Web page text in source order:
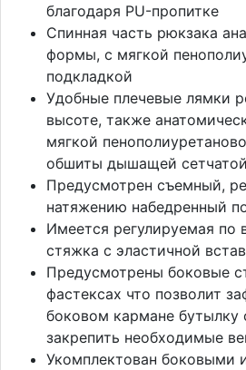
благодаря PU-пропитке
Спинная часть рюкзака
формы, с мягкой
подкладкой
Удобные плечевые лямки
высоте, также
мягкой
обшиты дышащей
Предусмотрен съемный,
натяжению набедренный
Имеется регулируемая по
стяжка с эластичной
Предусмотрены боковые
фастексах что позволит
боковом кармане бутылку
закрепить необходимые
Укомплектован боковыми